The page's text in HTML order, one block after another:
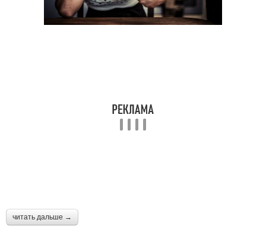
читать дальше →